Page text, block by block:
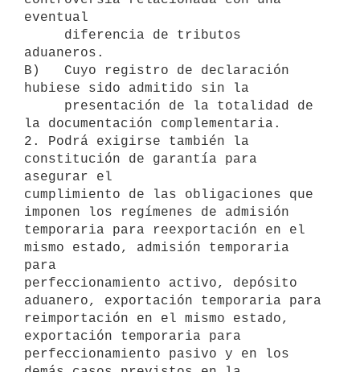
eventual
aduaneros.
B)   Cuyo registro de declaración
hubiese sido admitido sin la
la documentación complementaria.
2. Podrá exigirse también la
constitución de garantía para
asegurar el
cumplimiento de las obligaciones que
imponen los regímenes de admisión
temporaria para reexportación en el
mismo estado, admisión temporaria
para
perfeccionamiento activo, depósito
aduanero, exportación temporaria para
reimportación en el mismo estado,
exportación temporaria para
perfeccionamiento pasivo y en los